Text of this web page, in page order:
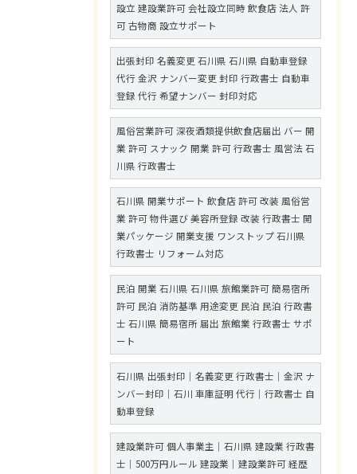
設立 建設業許可 会社設立同時 飲食店 法人 許
可 古物商 設立サポート
出張封印 名義変更 石川県 石川県 自動車登録
代行 金沢 ナンバー変更 封印 行政書士 自動車
登録 代行 希望ナンバー 封印対応
風俗営業許可 深夜酒類提供飲食店届出 バー 開
業 許可 スナック 開業 許可 行政書士 風営法 石
川県 行政書士
石川県 開業サポート 飲食店 許可 改装 風俗営
業 許可 物件選び 美容所登録 改装 行政書士 開
業パッケージ 開業支援 ワンストップ 石川県
行政書士 リフォーム対応
民泊 開業 石川県 石川県 旅館業許可 簡易宿所
許可 民泊 消防基準 用途変更 民泊 民泊 行政書
士 石川県 簡易宿所 届出 旅館業 行政書士 サポ
ート
石川県 出張封印｜名義変更 行政書士｜金沢 ナ
ンバー封印｜石川 車庫証明 代行｜行政書士 自
動車登録
建設業許可 個人事業主｜石川県 建設業 行政書
士｜500万円ルール 建設業｜建設業許可 経歴